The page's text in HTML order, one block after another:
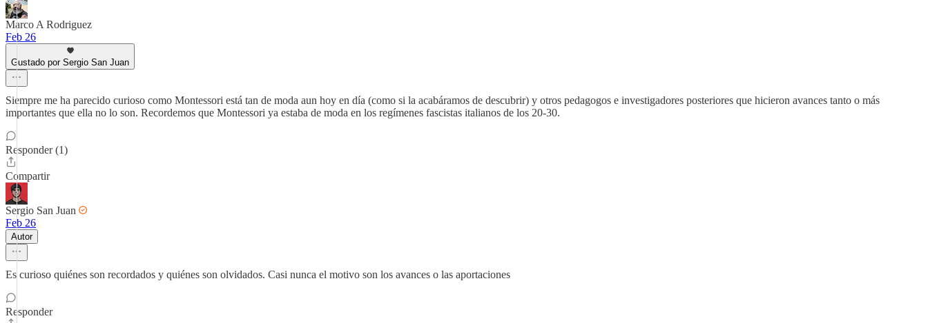
Marco A Rodriguez
Feb 26
Gustado por Sergio San Juan
Siempre me ha parecido curioso como Montessori está tan de moda aun hoy en día (como si la acabáramos de descubrir) y otros pedagogos e investigadores posteriores que hicieron avances tanto o más
importantes que ella no lo son. Recordemos que Montessori ya estaba de moda en los regímenes fascistas italianos de los 20-30.
Responder (1)
Compartir
Sergio San Juan
Feb 26
Autor
Es curioso quiénes son recordados y quiénes son olvidados. Casi nunca el motivo son los avances o las aportaciones
Responder